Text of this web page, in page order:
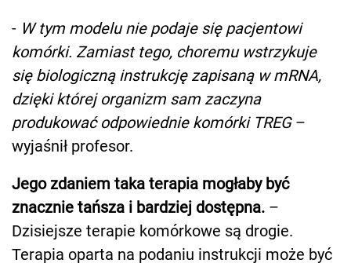
- W tym modelu nie podaje się pacjentowi
komórki. Zamiast tego, choremu wstrzykuje
się biologiczną instrukcję zapisaną w mRNA,
dzięki której organizm sam zaczyna
produkować odpowiednie komórki TREG–
wyjaśnił profesor.
Jego zdaniem taka terapia mogłaby być
znacznie tańsza i bardziej dostępna. –
Dzisiejsze terapie komórkowe są drogie.
Terapia oparta na podaniu instrukcji może być